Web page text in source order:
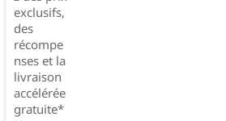
exclusifs,
des
récompe
nses et la
livraison
accélérée
gratuite*